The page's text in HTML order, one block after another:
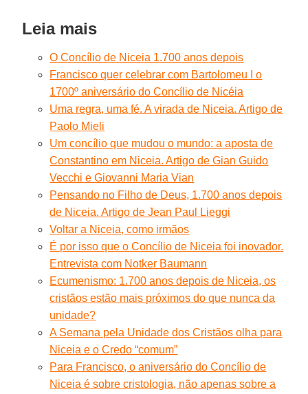
Leia mais
O Concílio de Niceia 1.700 anos depois
Francisco quer celebrar com Bartolomeu I o
1700º aniversário do Concílio de Nicéia
Uma regra, uma fé. A virada de Niceia. Artigo de
Paolo Mieli
Um concílio que mudou o mundo: a aposta de
Constantino em Niceia. Artigo de Gian Guido
Vecchi e Giovanni Maria Vian
Pensando no Filho de Deus, 1.700 anos depois
de Niceia. Artigo de Jean Paul Lieggi
Voltar a Niceia, como irmãos
É por isso que o Concílio de Niceia foi inovador.
Entrevista com Notker Baumann
Ecumenismo: 1.700 anos depois de Niceia, os
cristãos estão mais próximos do que nunca da
unidade?
A Semana pela Unidade dos Cristãos olha para
Niceia e o Credo “comum”
Para Francisco, o aniversário do Concílio de
Niceia é sobre cristologia, não apenas sobre a